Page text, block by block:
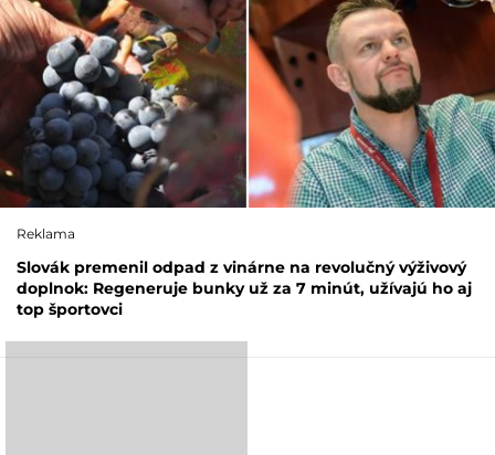
Reklama
Slovák premenil odpad z vinárne na revolučný výživový
doplnok: Regeneruje bunky už za 7 minút, užívajú ho aj
top športovci